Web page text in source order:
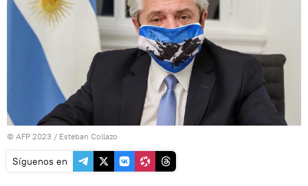
© AFP 2023 / Esteban Collazo
Síguenos en